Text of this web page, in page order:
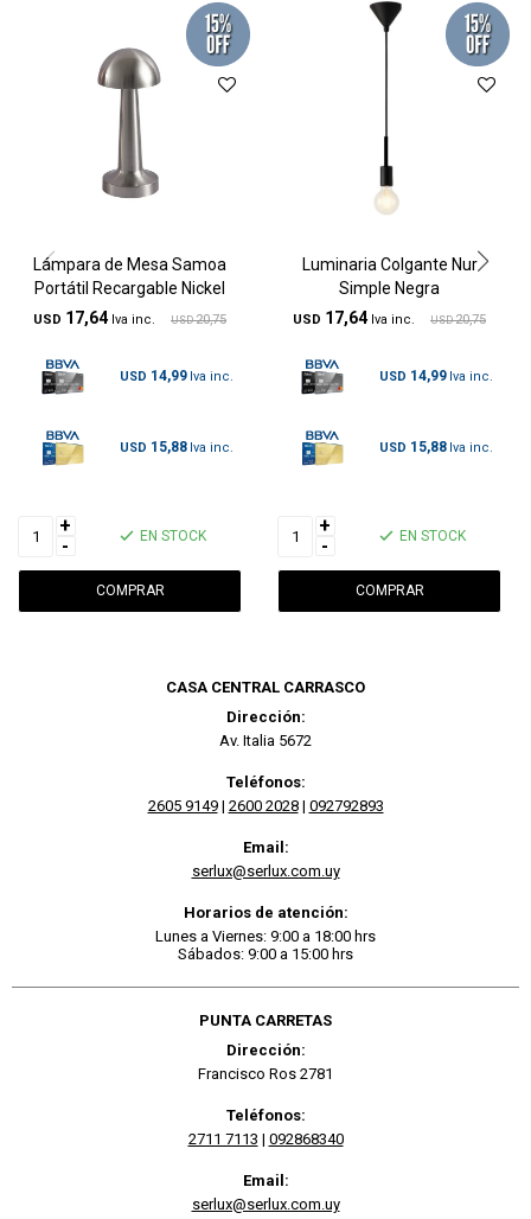
Lámpara de Mesa Samoa
Portátil Recargable Nickel
USD 17,64 USD 20,75
USD 14,99
USD 15,88
+
-
EN STOCK
Luminaria Colgante Nur
Simple Negra
USD 17,64 USD 20,75
USD 14,99
USD 15,88
+
-
EN STOCK
CASA CENTRAL CARRASCO
Dirección:
Av. Italia 5672
Teléfonos:
2605 9149| 2600 2028| 092792893
Email:
serlux@serlux.com.uy
Horarios de atención:
Lunes a Viernes: 9:00 a 18:00 hrs
Sábados: 9:00 a 15:00 hrs
PUNTA CARRETAS
Dirección:
Francisco Ros 2781
Teléfonos:
2711 7113 | 092868340
Email:
serlux@serlux.com.uy